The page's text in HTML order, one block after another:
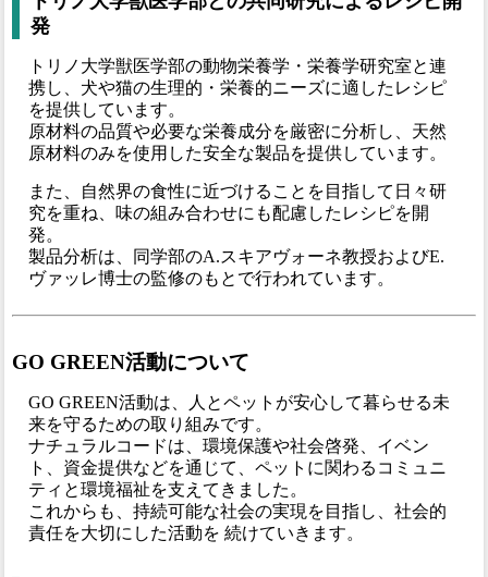
発
トリノ大学獣医学部の動物栄養学・栄養学研究室と連
携し、犬や猫の生理的・栄養的ニーズに適したレシピ
を提供しています。
原材料の品質や必要な栄養成分を厳密に分析し、天然
原材料のみを使用した安全な製品を提供しています。
また、自然界の食性に近づけることを目指して日々研
究を重ね、味の組み合わせにも配慮したレシピを開
発。
製品分析は、同学部のA.スキアヴォーネ教授およびE.
ヴァッレ博士の監修のもとで行われています。
GO GREEN活動について
GO GREEN活動は、人とペットが安心して暮らせる未
来を守るための取り組みです。
ナチュラルコードは、環境保護や社会啓発、イベン
ト、資金提供などを通じて、ペットに関わるコミュニ
ティと環境福祉を支えてきました。
これからも、持続可能な社会の実現を目指し、社会的
責任を大切にした活動を 続けていきます。